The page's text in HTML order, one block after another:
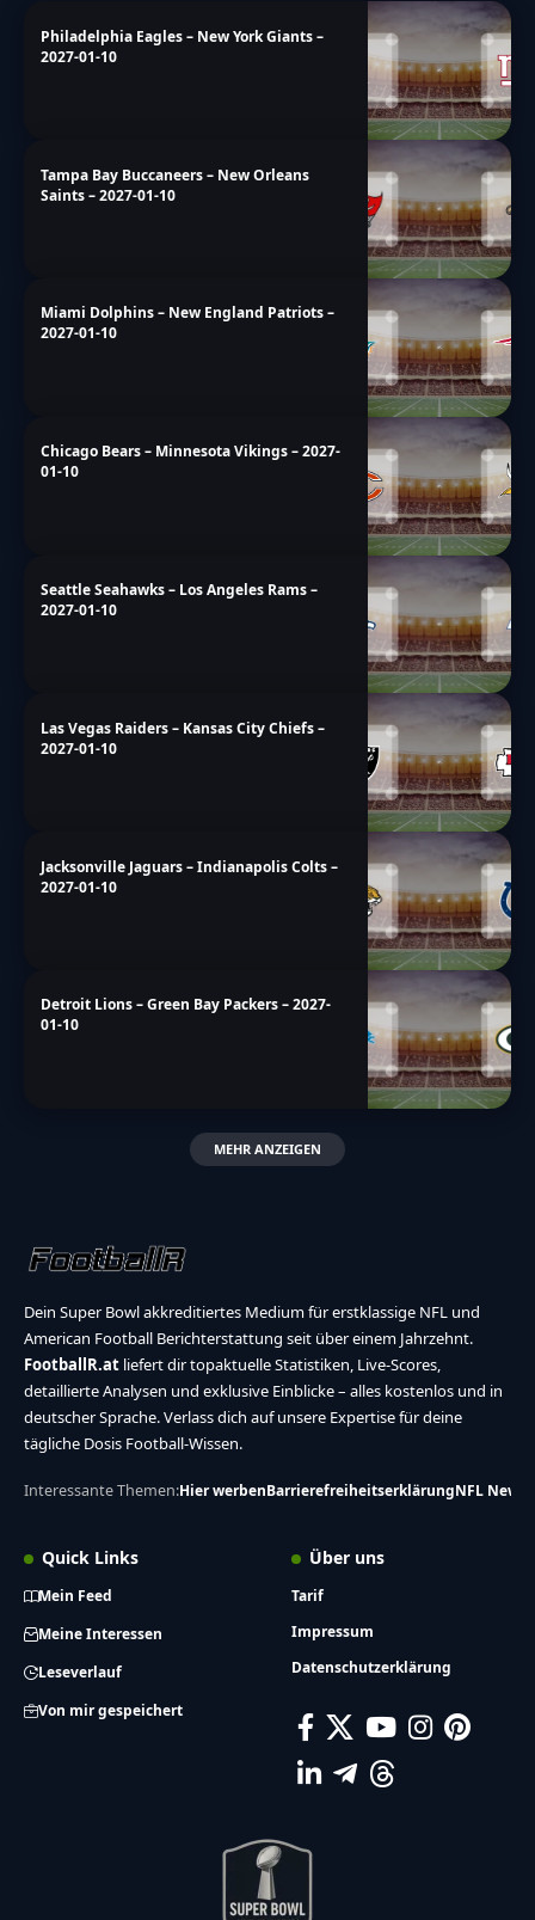
Philadelphia Eagles – New York Giants –
2027-01-10
Tampa Bay Buccaneers – New Orleans
Saints – 2027-01-10
Miami Dolphins – New England Patriots –
2027-01-10
Chicago Bears – Minnesota Vikings – 2027-
01-10
Seattle Seahawks – Los Angeles Rams –
2027-01-10
Las Vegas Raiders – Kansas City Chiefs –
2027-01-10
Jacksonville Jaguars – Indianapolis Colts –
2027-01-10
Detroit Lions – Green Bay Packers – 2027-
01-10
MEHR ANZEIGEN
Dein Super Bowl akkreditiertes Medium für erstklassige NFL und
American Football Berichterstattung seit über einem Jahrzehnt.
FootballR.at liefert dir topaktuelle Statistiken, Live-Scores,
detaillierte Analysen und exklusive Einblicke – alles kostenlos und in
deutscher Sprache. Verlass dich auf unsere Expertise für deine
tägliche Dosis Football-Wissen.
Interessante Themen:Hier werbenBarrierefreiheitserklärungNFL News
Quick Links
Mein Feed
Meine Interessen
Leseverlauf
Von mir gespeichert
Über uns
Tarif
Impressum
Datenschutzerklärung